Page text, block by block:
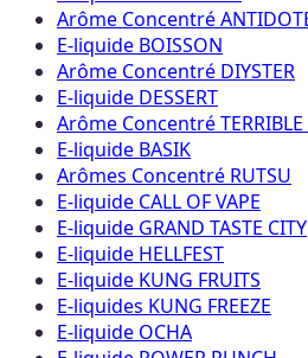
Arôme Concentré
E-liquide BOISSON
Arôme Concentré DIYSTER
E-liquide DESSERT
Arôme Concentré TERRIBLE
E-liquide BASIK
Arômes Concentré RUTSU
E-liquide CALL OF VAPE
E-liquide GRAND TASTE CITY
E-liquide HELLFEST
E-liquide KUNG FRUITS
E-liquides KUNG FREEZE
E-liquide OCHA